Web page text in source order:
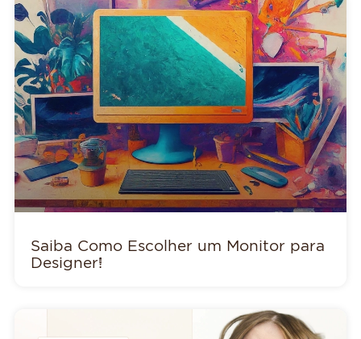
Saiba Como Escolher um Monitor para
Designer!